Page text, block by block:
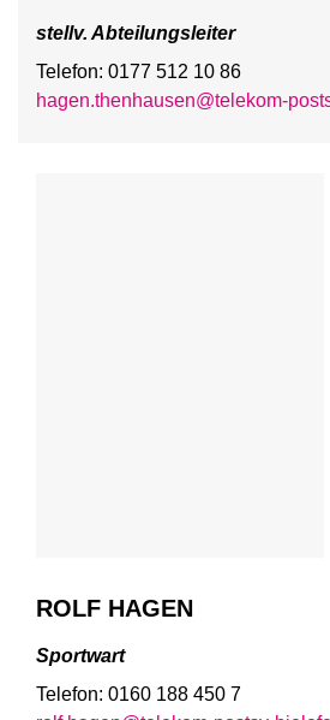
stellv. Abteilungsleiter
Telefon: 0177 512 10 86
hagen.thenhausen@telekom-
ROLF HAGEN
Sportwart
Telefon: 0160 188 450 7